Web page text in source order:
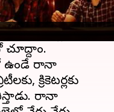
గా వచ్చిన రానా
అవుతోంది.
పాత్రల్లో
ఉండే రానా
క్రికెటర్లకు
రానా